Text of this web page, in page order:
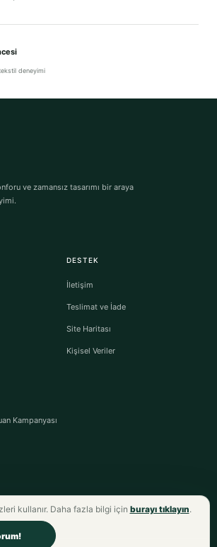
deneyimi
ve zamansız tasarımı bir araya
DESTEK
İletişim
Teslimat ve İade
Site Haritası
Kişisel Veriler
Kampanyası
kullanır. Daha fazla bilgi için burayı tıklayın.